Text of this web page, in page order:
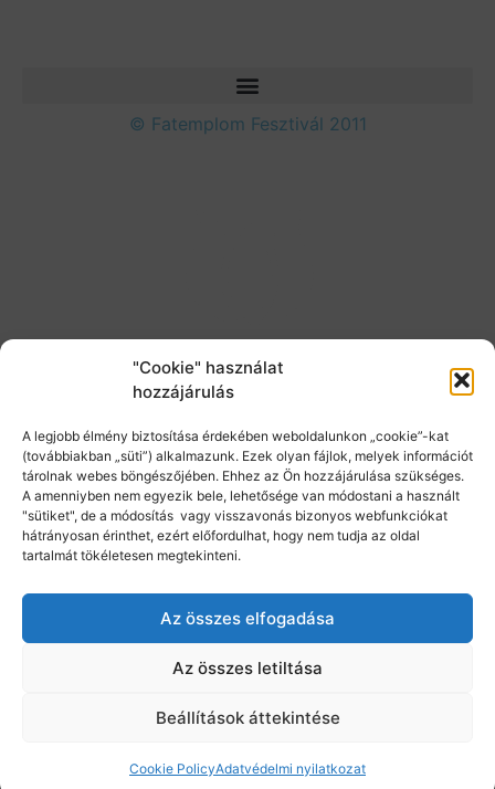
"Cookie" használat
hozzájárulás
A legjobb élmény biztosítása érdekében weboldalunkon „cookie”-kat
(továbbiakban „süti”) alkalmazunk. Ezek olyan fájlok, melyek információt
tárolnak webes böngészőjében. Ehhez az Ön hozzájárulása szükséges.
A amenniyben nem egyezik bele, lehetősége van módostani a használt
"sütiket", de a módosítás vagy visszavonás bizonyos webfunkciókat
hátrányosan érinthet, ezért előfordulhat, hogy nem tudja az oldal
tartalmát tökéletesen megtekinteni.
Az összes elfogadása
Az összes letiltása
Beállítások áttekintése
Cookie PolicyAdatvédelmi nyilatkozat
© Fatemplom Fesztivál 2011